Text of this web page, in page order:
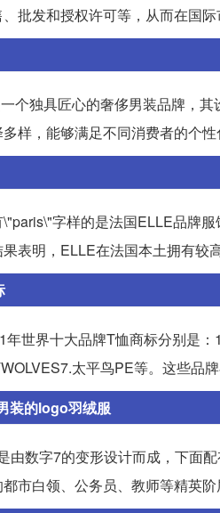
批发和授权许可等，从而在国际
个独具匠心的奢侈男装品牌，
样，能够满足不同消费者的个性
字样的是法国ELLE品牌
表明，ELLE在法国本土拥有较
世界十大品牌T恤商标分别是
太平鸟PE等。这些品
装的logo羽绒服
由数字7的变形设计而成，下面
市白领、公务员、教师等精英阶